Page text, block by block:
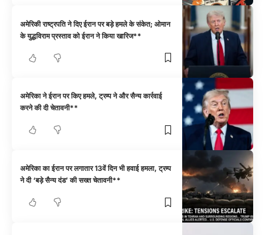
अमेरिकी राष्ट्रपति ने दिए ईरान पर बड़े हमले के संकेत; ओमान
के युद्धविराम प्रस्ताव को ईरान ने किया खारिज**
अमेरिका ने ईरान पर किए हमले, ट्रम्प ने और सैन्य कार्रवाई
करने की दी चेतावनी**
अमेरिका का ईरान पर लगातार 13वें दिन भी हवाई हमला, ट्रम्प
ने दी ‘बड़े सैन्य दंड’ की सख्त चेतावनी**